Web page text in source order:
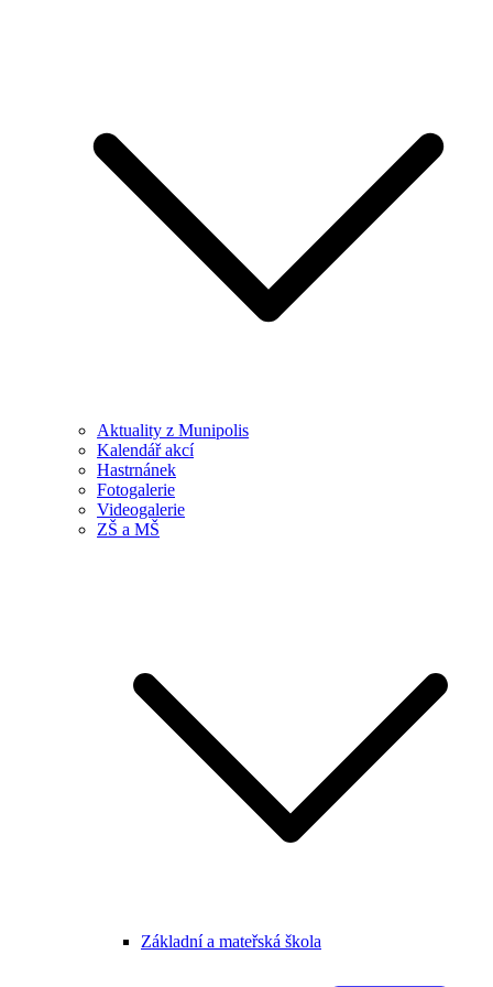
Aktuality z Munipolis
Kalendář akcí
Hastrnánek
Fotogalerie
Videogalerie
ZŠ a MŠ
Základní a mateřská škola